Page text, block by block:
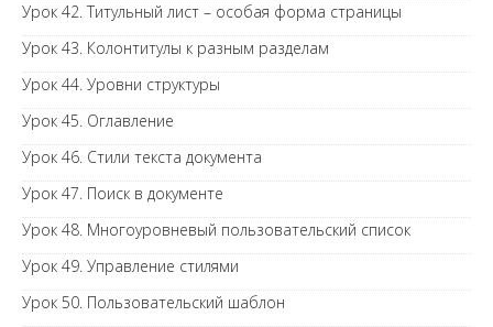
Урок 42. Титульный лист – особая форма страницы
Урок 43. Колонтитулы к разным разделам
Урок 44. Уровни структуры
Урок 45. Оглавление
Урок 46. Стили текста документа
Урок 47. Поиск в документе
Урок 48. Многоуровневый пользовательский список
Урок 49. Управление стилями
Урок 50. Пользовательский шаблон